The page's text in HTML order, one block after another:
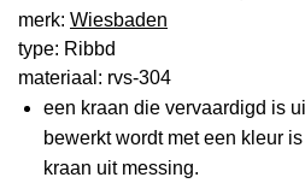
merk: Wiesbaden
type: Ribbd
materiaal: rvs-304
een kraan die vervaardigd is
bewerkt wordt met een kleur
kraan uit messing.